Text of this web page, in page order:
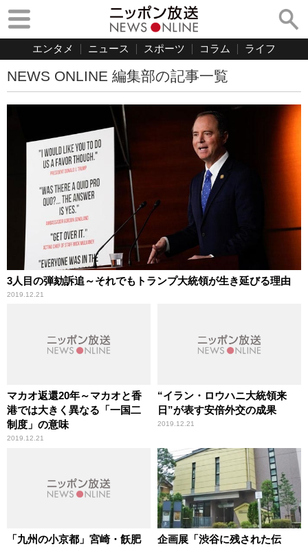
エンタメ ニュース スポーツ コラム ライフ
NEWS ONLINE 編集部の記事一覧
3人目の弾劾訴追～それでもトランプ大統領が生き延びる理由
2019.12.21
マカオ返還20年～マカオと香
港では大きく異なる「一国二
制度」の意味
2019.12.21
“イラン・ロウハニ大統領来
日”が表す安倍外交の成果
2019.12.21
「九州の小京都」宮崎・飫肥
企画展「渋谷に残された伝